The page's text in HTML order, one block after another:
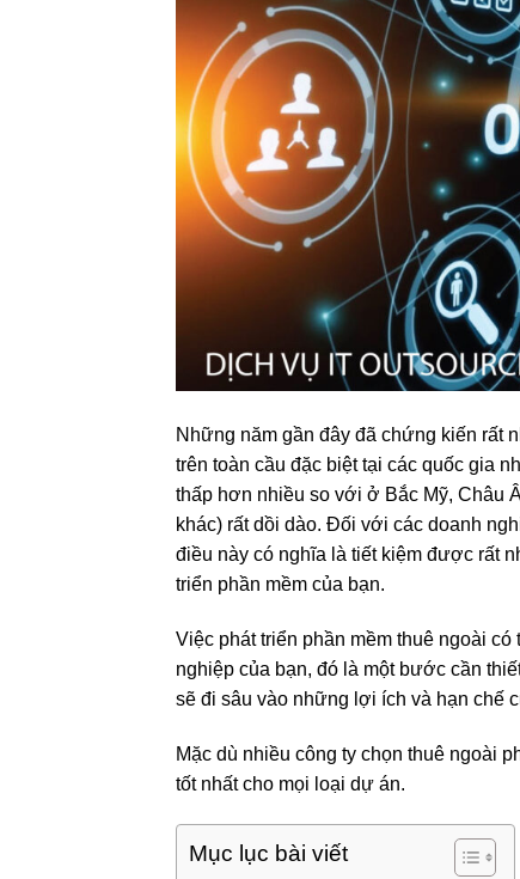
Những năm gần đây đã chứng kiến ​​​​rất
trên toàn cầu đặc biệt tại các quốc gia
thấp hơn nhiều so với ở Bắc Mỹ, Châu
khác) rất dồi dào. Đối với các doanh
điều này có nghĩa là tiết kiệm được rất
triển phần mềm của bạn.
Việc phát triển phần mềm thuê ngoài
nghiệp của bạn, đó là một bước cần
sẽ đi sâu vào những lợi ích và hạn chế
Mặc dù nhiều công ty chọn thuê ngoài
tốt nhất cho mọi loại dự án.
Mục lục bài viết